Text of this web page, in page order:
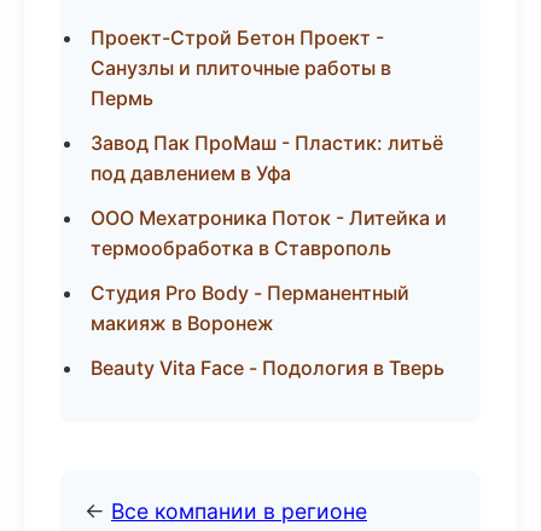
Проект-Строй Бетон Проект -
Санузлы и плиточные работы в
Пермь
Завод Пак ПроМаш - Пластик: литьё
под давлением в Уфа
ООО Мехатроника Поток - Литейка и
термообработка в Ставрополь
Студия Pro Body - Перманентный
макияж в Воронеж
Beauty Vita Face - Подология в Тверь
← Все компании в регионе